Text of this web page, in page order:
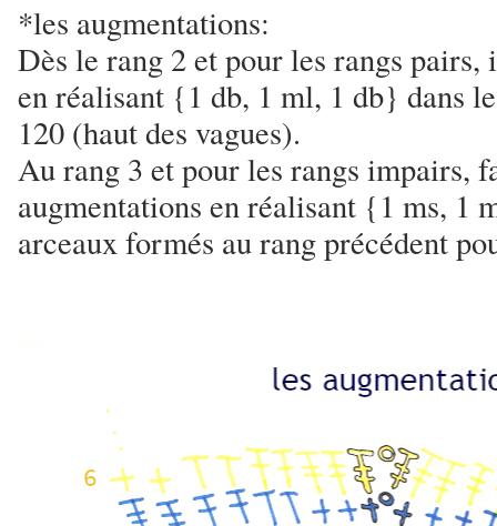
*les augmentations:
Dès le rang 2 et pour les rangs
en réalisant {1 db, 1 ml, 1 db} dans
120 (haut des vagues).
Au rang 3 et pour les rangs impairs,
augmentations en réalisant {1 ms, 1
arceaux formés au rang précédent